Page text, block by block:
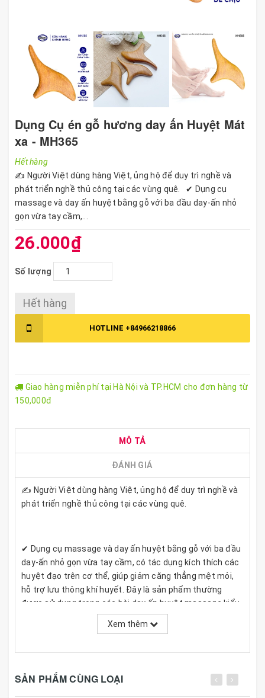
Dụng Cụ én gỗ hương day ấn Huyệt Mát
xa - MH365
Hết hàng
✍️ Người Việt dùng hàng Việt, ủng hộ để duy trì nghề và
phát triển nghề thủ công tại các vùng quê. ✔ Dụng cụ
massage và day ấn huyệt bằng gỗ với ba đầu day-ấn nhỏ
gọn vừa tay cầm,...
26.000₫
Số lượng
Hết hàng
HOTLINE +84966218866
Giao hàng miễn phí tại Hà Nội và TP.HCM cho đơn hàng từ
150,000đ
MÔ TẢ
ĐÁNH GIÁ
✍️ Người Việt dùng hàng Việt, ủng hộ để duy trì nghề và
phát triển nghề thủ công tại các vùng quê.
✔ Dụng cụ massage và day ấn huyệt bằng gỗ với ba đầu
day-ấn nhỏ gọn vừa tay cầm, có tác dụng kích thích các
huyệt đạo trên cơ thể, giúp giảm căng thẳng mệt mỏi,
hỗ trợ lưu thông khí huyết. Đây là sản phẩm thường
được sử dụng trong các bài day ấn huyệt massage kiểu
Thái của các kỹ thuật viên chuyên nghiệp.
Xem thêm
SẢN PHẨM CÙNG LOẠI